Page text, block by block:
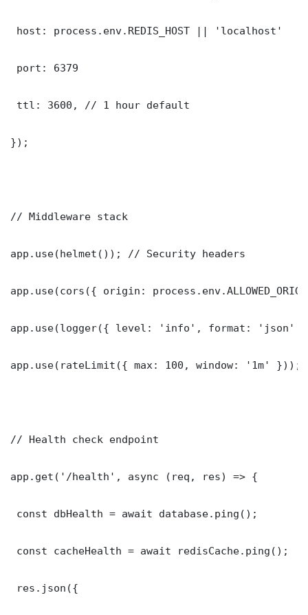
host: process.env.REDIS_HOST || 'localhost'
port: 6379
ttl: 3600, // 1 hour default
});
// Middleware stack
app.use(helmet()); // Security headers
app.use(cors({ origin:
app.use(logger({ level: 'info', format: 'json'
app.use(rateLimit({ max: 100, window: '1m' }));
// Health check endpoint
app.get('/health', async (req, res) => {
const dbHealth = await database.ping();
const cacheHealth = await redisCache.ping();
res.json({